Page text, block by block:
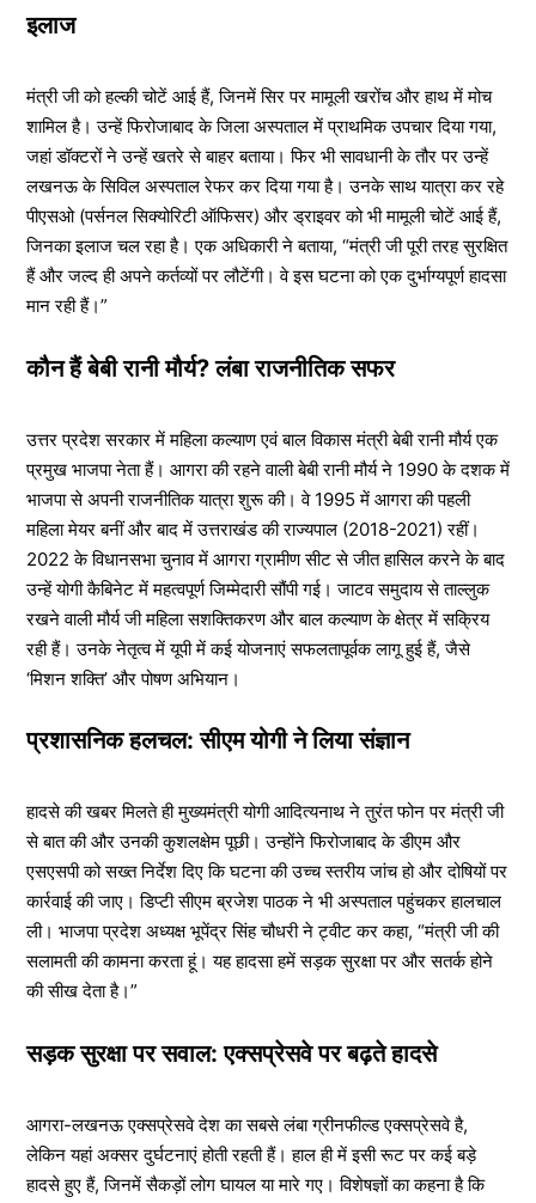
इलाज
मंत्री जी को हल्की चोटें आई हैं, जिनमें सिर पर मामूली खरोंच और हाथ में मोच
शामिल है। उन्हें फिरोजाबाद के जिला अस्पताल में प्राथमिक उपचार दिया गया,
जहां डॉक्टरों ने उन्हें खतरे से बाहर बताया। फिर भी सावधानी के तौर पर उन्हें
लखनऊ के सिविल अस्पताल रेफर कर दिया गया है। उनके साथ यात्रा कर रहे
पीएसओ (पर्सनल सिक्योरिटी ऑफिसर) और ड्राइवर को भी मामूली चोटें आई हैं,
जिनका इलाज चल रहा है। एक अधिकारी ने बताया, “मंत्री जी पूरी तरह सुरक्षित
हैं और जल्द ही अपने कर्तव्यों पर लौटेंगी। वे इस घटना को एक दुर्भाग्यपूर्ण हादसा
मान रही हैं।”
कौन हैं बेबी रानी मौर्य? लंबा राजनीतिक सफर
उत्तर प्रदेश सरकार में महिला कल्याण एवं बाल विकास मंत्री बेबी रानी मौर्य एक
प्रमुख भाजपा नेता हैं। आगरा की रहने वाली बेबी रानी मौर्य ने 1990 के दशक में
भाजपा से अपनी राजनीतिक यात्रा शुरू की। वे 1995 में आगरा की पहली
महिला मेयर बनीं और बाद में उत्तराखंड की राज्यपाल (2018-2021) रहीं।
2022 के विधानसभा चुनाव में आगरा ग्रामीण सीट से जीत हासिल करने के बाद
उन्हें योगी कैबिनेट में महत्वपूर्ण जिम्मेदारी सौंपी गई। जाटव समुदाय से ताल्लुक
रखने वाली मौर्य जी महिला सशक्तिकरण और बाल कल्याण के क्षेत्र में सक्रिय
रही हैं। उनके नेतृत्व में यूपी में कई योजनाएं सफलतापूर्वक लागू हुई हैं, जैसे
‘मिशन शक्ति’ और पोषण अभियान।
प्रशासनिक हलचल: सीएम योगी ने लिया संज्ञान
हादसे की खबर मिलते ही मुख्यमंत्री योगी आदित्यनाथ ने तुरंत फोन पर मंत्री जी
से बात की और उनकी कुशलक्षेम पूछी। उन्होंने फिरोजाबाद के डीएम और
एसएसपी को सख्त निर्देश दिए कि घटना की उच्च स्तरीय जांच हो और दोषियों पर
कार्रवाई की जाए। डिप्टी सीएम ब्रजेश पाठक ने भी अस्पताल पहुंचकर हालचाल
ली। भाजपा प्रदेश अध्यक्ष भूपेंद्र सिंह चौधरी ने ट्वीट कर कहा, “मंत्री जी की
सलामती की कामना करता हूं। यह हादसा हमें सड़क सुरक्षा पर और सतर्क होने
की सीख देता है।”
सड़क सुरक्षा पर सवाल: एक्सप्रेसवे पर बढ़ते हादसे
आगरा-लखनऊ एक्सप्रेसवे देश का सबसे लंबा ग्रीनफील्ड एक्सप्रेसवे है,
लेकिन यहां अक्सर दुर्घटनाएं होती रहती हैं। हाल ही में इसी रूट पर कई बड़े
हादसे हुए हैं, जिनमें सैकड़ों लोग घायल या मारे गए। विशेषज्ञों का कहना है कि